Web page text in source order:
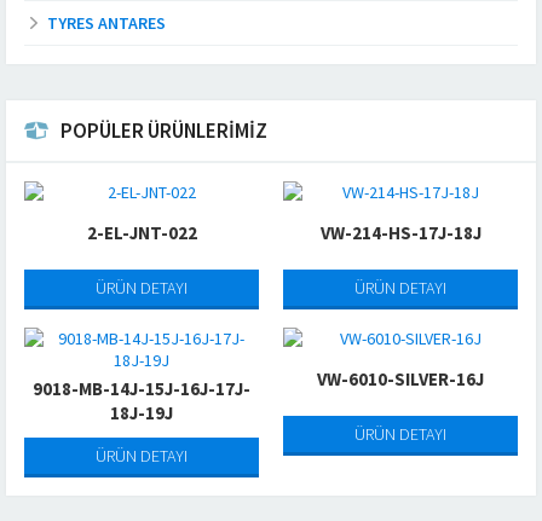
TYRES ANTARES
POPÜLER ÜRÜNLERİMİZ
2-EL-JNT-022
ÜRÜN DETAYI
VW-214-HS-17J-18J
ÜRÜN DETAYI
9018-MB-14J-15J-16J-17J-
18J-19J
ÜRÜN DETAYI
VW-6010-SILVER-16J
ÜRÜN DETAYI